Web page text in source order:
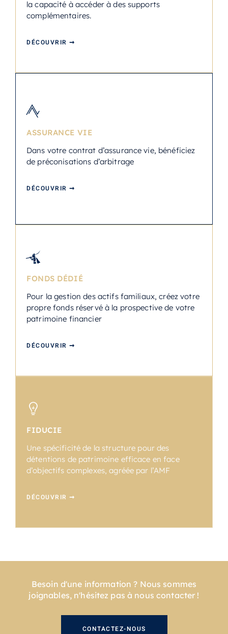
la capacité à accéder à des supports
complémentaires.
DÉCOUVRIR ➞
ASSURANCE VIE
Dans votre contrat d’assurance vie, bénéficiez
de préconisations d’arbitrage
DÉCOUVRIR ➞
FONDS DÉDIÉ
Pour la gestion des actifs familiaux, créez votre
propre fonds réservé à la prospective de votre
patrimoine financier
DÉCOUVRIR ➞
FIDUCIE
Une spécificité de la structure pour des
détentions de patrimoine efficace en face
d’objectifs complexes, agréée par l’AMF
DÉCOUVRIR ➞
Besoin d'une information ? Nous sommes
joignables, n'hésitez pas à nous contacter !
CONTACTEZ-NOUS